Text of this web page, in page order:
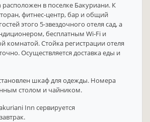
в поселке Бакуриани. К
фитнес-центр, бар и общий
этого 5-звездочного отеля сад, а
бесплатным Wi-Fi и
комнатой. Стойка регистрации отеля
Осуществляется доставка еды и
шкаф для одежды. Номера
столом и чайником.
Inn сервируется